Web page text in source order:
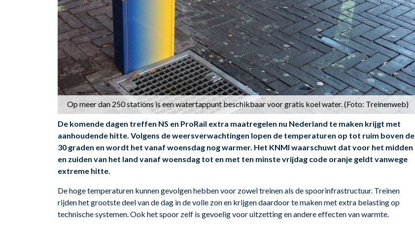
Op meer dan 250 stations is een watertappunt beschikbaar voor gratis koel water. (Foto: Treinenweb)
De komende dagen treffen NS en ProRail extra maatregelen nu Nederland te maken krijgt met
aanhoudende hitte. Volgens de weersverwachtingen lopen de temperaturen op tot ruim boven de
30 graden en wordt het vanaf woensdag nog warmer. Het KNMI waarschuwt dat voor het midden
en zuiden van het land vanaf woensdag tot en met ten minste vrijdag code oranje geldt vanwege
extreme hitte.
De hoge temperaturen kunnen gevolgen hebben voor zowel treinen als de spoorinfrastructuur. Treinen
rijden het grootste deel van de dag in de volle zon en krijgen daardoor te maken met extra belasting op
technische systemen. Ook het spoor zelf is gevoelig voor uitzetting en andere effecten van warmte.